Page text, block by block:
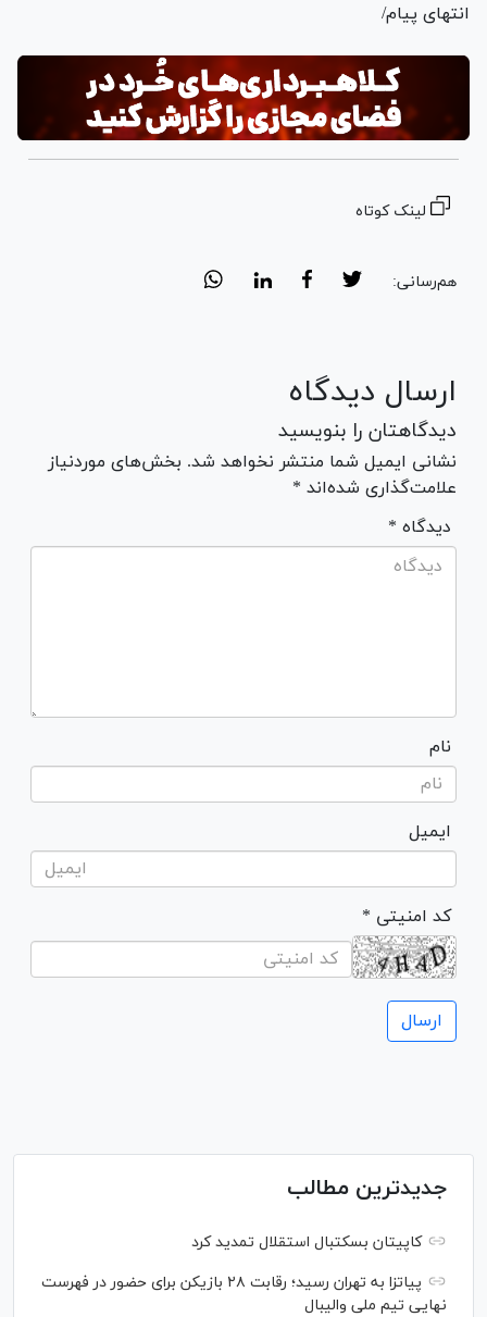
انتهای پیام/
لینک کوتاه
هم‌رسانی:
ارسال دیدگاه
دیدگاهتان را بنویسید
نشانی ایمیل شما منتشر نخواهد شد. بخش‌های موردنیاز
علامت‌گذاری شده‌اند *
* دیدگاه
نام
ایمیل
* کد امنیتی
جدیدترین مطالب
کاپیتان بسکتبال استقلال تمدید کرد
پیاتزا به تهران رسید؛ رقابت ۲۸ بازیکن برای حضور در فهرست
نهایی تیم ملی والیبال